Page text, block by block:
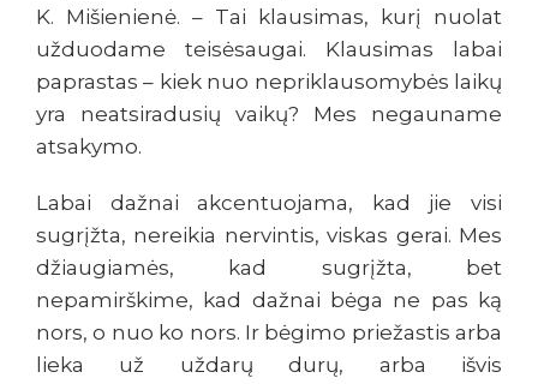
K. Mišienienė. – Tai klausimas, kurį nuolat
užduodame teisėsaugai. Klausimas labai
paprastas – kiek nuo nepriklausomybės laikų
yra neatsiradusių vaikų? Mes negauname
atsakymo.
Labai dažnai akcentuojama, kad jie visi
sugrįžta, nereikia nervintis, viskas gerai. Mes
džiaugiamės, kad sugrįžta, bet
nepamirškime, kad dažnai bėga ne pas ką
nors, o nuo ko nors. Ir bėgimo priežastis arba
lieka už uždarų durų, arba išvis